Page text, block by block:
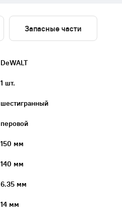
Запасные части
DeWALT
1 шт.
шестигранный
перовой
150 мм
140 мм
6.35 мм
14 мм